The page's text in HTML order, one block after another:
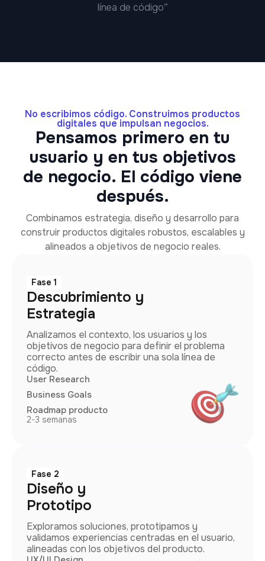
línea de código”
No escribimos código. Construimos productos
digitales que impulsan negocios.
Pensamos primero en tu
usuario y en tus objetivos
de negocio. El código viene
después.
Combinamos estrategia, diseño y desarrollo para
construir productos digitales robustos, escalables y
alineados a objetivos de negocio reales.
Fase 1
Descubrimiento y
Estrategia
Analizamos el contexto, los usuarios y los
objetivos de negocio para definir el problema
correcto antes de escribir una sola línea de
código.
User Research
Business Goals
Roadmap producto
2-3 semanas
Fase 2
Diseño y
Prototipo
Exploramos soluciones, prototipamos y
validamos experiencias centradas en el usuario,
alineadas con los objetivos del producto.